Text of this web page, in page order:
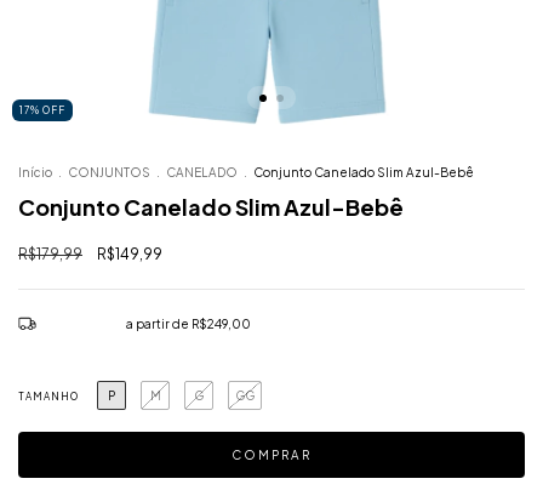
17% OFF
Início CONJUNTOS CANELADO Conjunto Canelado Slim Azul-Bebê
Conjunto Canelado Slim Azul-Bebê
R$179,99 R$149,99
a partir de R$249,00
TAMANHO P M G GG